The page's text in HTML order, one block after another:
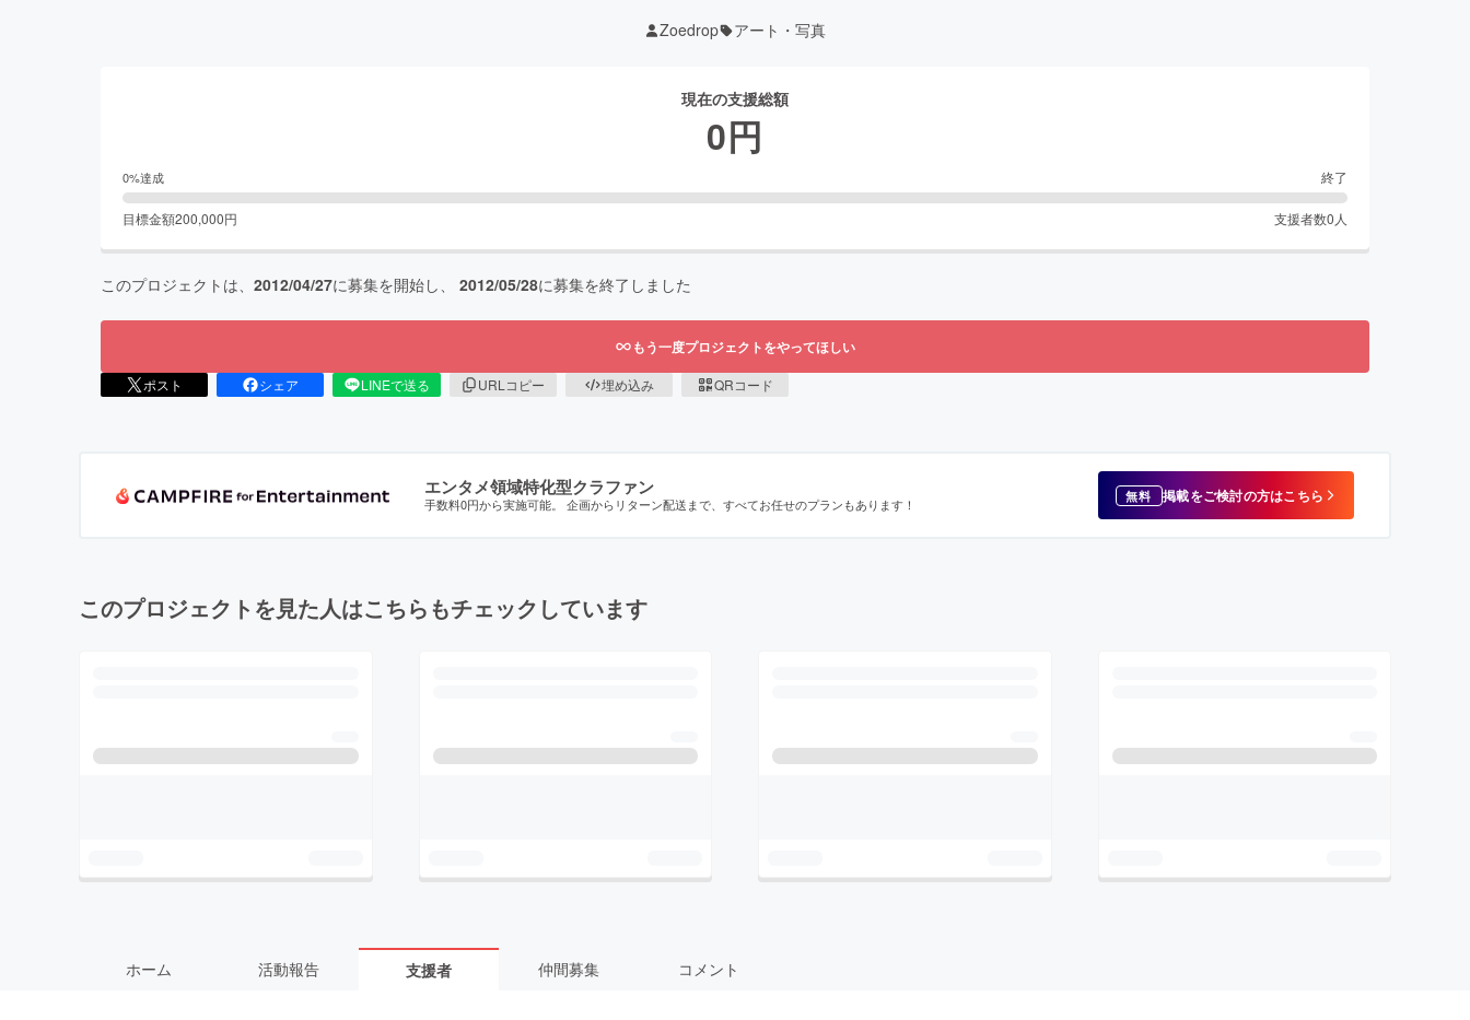
Zoedrop アート・写真
現在の支援総額
0円
0%達成 終了
目標金額200,000円 支援者数0 人
このプロジェクトは、 2012/04/27に募集を開始し、 2012/05/28に募集を終了しました
もう一度プロジェクトをやってほしい
ポスト シェア LINEで送る URLコピー 埋め込み QRコード
エンタメ領域特化型クラファン
手数料0円から実施可能。 企画からリターン配送まで、すべてお任せのプランもあります！ 無料 掲載をご検討の方はこちら
このプロジェクトを見た人はこちらもチェックしています
ホーム 活動報告 支援者 仲間募集 コメント